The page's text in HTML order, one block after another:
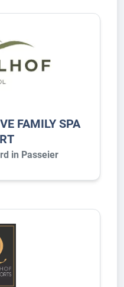
FAMILY SPA
in Passeier